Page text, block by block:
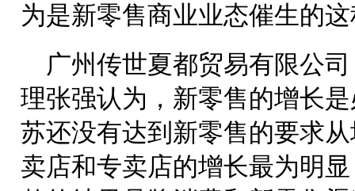
为是新零售商业业态催生的
广州传世夏都贸易有限公
理张强认为，新零售的增长
苏还没有达到新零售的要求
卖店和专卖店的增长最为明